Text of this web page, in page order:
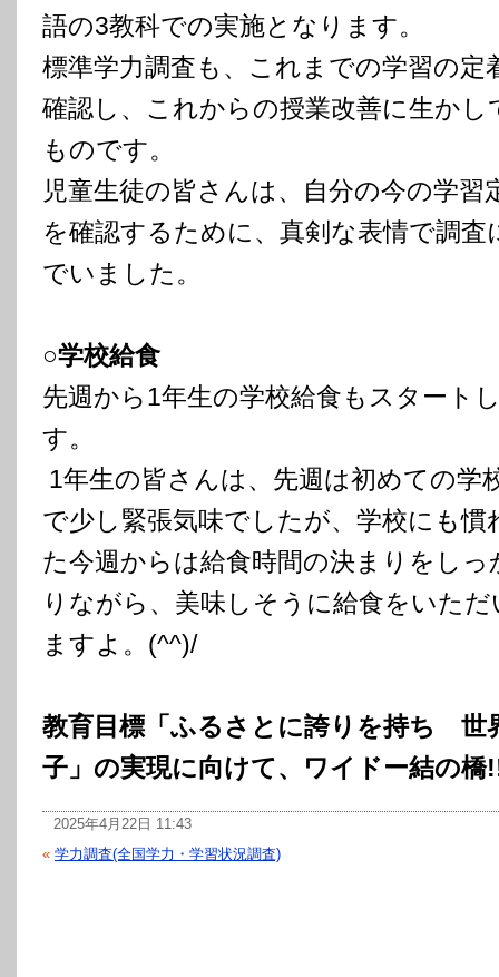
語の3教科での実施となります。
標準学力調査も、これまでの学習の定
確認し、これからの授業改善に生かし
ものです。
児童生徒の皆さんは、自分の今の学習
を確認するために、真剣な表情で調査
でいました。
○学校給食
先週から1年生の学校給食もスタート
す。
1年生の皆さんは、先週は初めての学
で少し緊張気味でしたが、学校にも慣
た今週からは給食時間の決まりをしっ
りながら、美味しそうに給食をいた
ますよ。(^^)/
教育目標「ふるさとに誇りを持ち
子」の実現に向けて、ワイドー結の橋
2025年4月22日 11:43
« 学力調査(全国学力・学習状況調査)